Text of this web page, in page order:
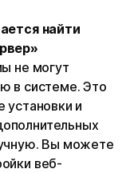
найти
не могут
в системе. Это
установки и
Вы можете
веб-